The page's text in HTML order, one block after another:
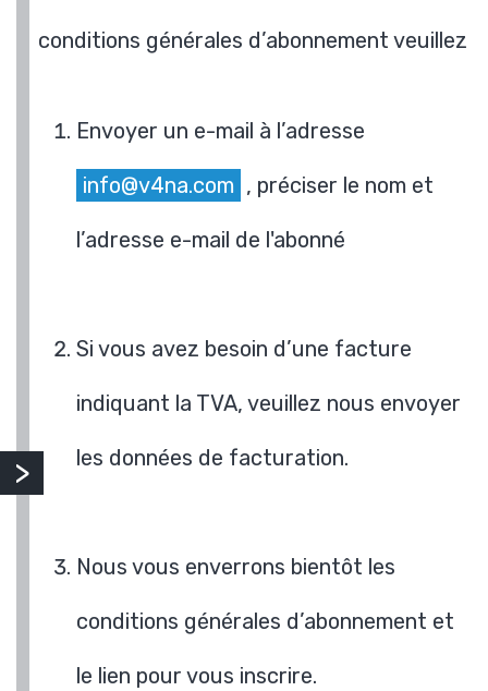
conditions générales d’abonnement veuillez
Envoyer un e-mail à l’adresse
info@v4na.com , préciser le nom et
l’adresse e-mail de l'abonné
Si vous avez besoin d’une facture
indiquant la TVA, veuillez nous envoyer
les données de facturation.
Nous vous enverrons bientôt les
conditions générales d’abonnement et
le lien pour vous inscrire.